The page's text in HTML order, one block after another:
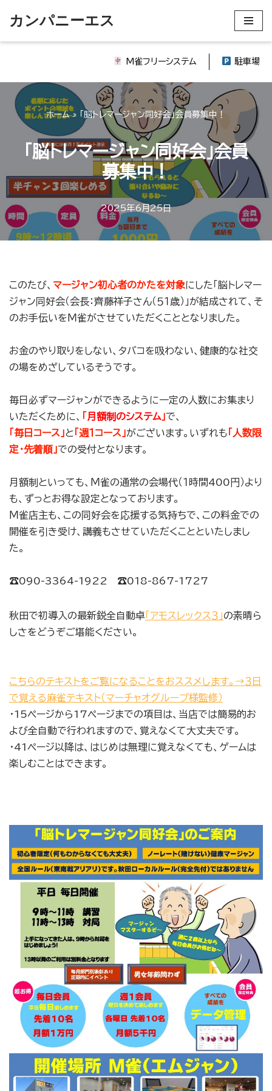
ン
ツ
へ
プ
カンパニーエス
M雀フリーシステム 駐車場
ホーム» 「脳トレマージャン同好会」会員募集中！
「脳トレマージャン同好会」会員
募集中！
2025年6月25日
このたび、 マージャン初心者のかたを対象にした「脳トレマー
ジャン同好会（会長：齊藤祥子さん（５１歳）」が結成されて、そ
のお手伝いをＭ雀がさせていただくこととなりました。
お金のやり取りをしない、タバコを吸わない、健康的な社交
の場をめざしているそうです。
毎日必ずマージャンができるように一定の人数にお集まり
いただくために、
月額制のシステム 」で、
「毎日コース」と 週１コース 」がございます。いずれも 「人数限
定・先着順 」での受付となります。
月額制といっても、Ｍ雀の通常の会場代（１時間400円）より
も、ずっとお得な設定となっております。
Ｍ雀店主も、この同好会を応援する気持ちで、この料金での
開催を引き受け、講義もさせていただくことといたしまし
た。
☎090-3364-1922 ☎018-867-1727
秋田で初導入の最新鋭全自動卓 「アモスレックス３」の素晴ら
しさをどうぞご堪能ください。
こちらのテキストをご覧になることをおススメします。→３日
で覚える麻雀テキスト（マーチャオグループ様監修）
・15ページから17ページまでの項目は、当店では簡易的お
よび全自動で行われますので、覚えなくて大丈夫です。
・41ページ以降は、はじめは無理に覚えなくても、ゲームは
楽しむことはできます。